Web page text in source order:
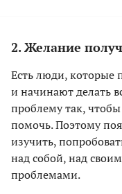
2. Желание
Есть люди, которые
и начинают делать
проблему так,
помочь. Поэтому
изучить,
над собой, над
проблемами.